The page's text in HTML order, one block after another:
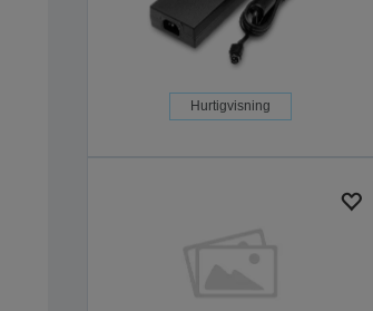
Hurtigvisning